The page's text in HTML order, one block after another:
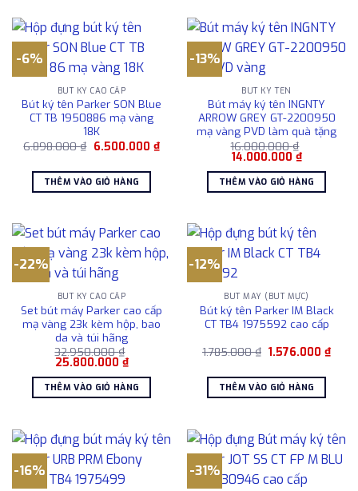
-6%
BÚT KÝ CAO CẤP
Bút ký tên Parker SON Blue
CT TB 1950886 mạ vàng
18K
6.898.000₫ Giá
6.898.000 ₫.
6.500.000 ₫Giá
hiện
6.500.000 ₫.
THÊM VÀO GIỎ HÀNG
-13%
BÚT KÝ TÊN
Bút máy ký tên INGNTY
ARROW GREY GT-2200950
mạ vàng PVD làm quà tặng
16.000.000₫
Giá
là:
16.000.000 ₫.
14.000.000 ₫Giá
hiện
tại
là:
THÊM VÀO GIỎ HÀNG
-22%
BÚT KÝ CAO CẤP
Set bút máy Parker cao cấp
mạ vàng 23k kèm hộp, bao
da và túi hãng
32.950.000₫
Giá
là:
32.950.000 ₫.
25.800.000 ₫Giá
hiện
tại
là:
25.800.000 ₫.
THÊM VÀO GIỎ HÀNG
-12%
BÚT MÁY (BÚT MỰC)
Bút ký tên Parker IM Black
CT TB4 1975592 cao cấp
1.785.000₫ Giá
1.785.000 ₫.
1.576.000₫Giá
hiện
THÊM VÀO GIỎ HÀNG
-16% -31%